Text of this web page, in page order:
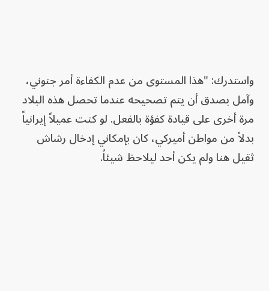
واستدرك: "هذا المستوى من عدم الكفاءة أمر جنوني،
وآمل بصدق أن يتم تصحيحه عندما تحصل هذه البلاد
مرة أخرى على قيادة كفؤة بالفعل. لو كنت عميلاً إيرانياً
بدلاً من مواطن أميركي، كان بإمكاني إدخال رشاش
ثقيل هنا ولم يكن أحد ليلاحظ شيئاً.